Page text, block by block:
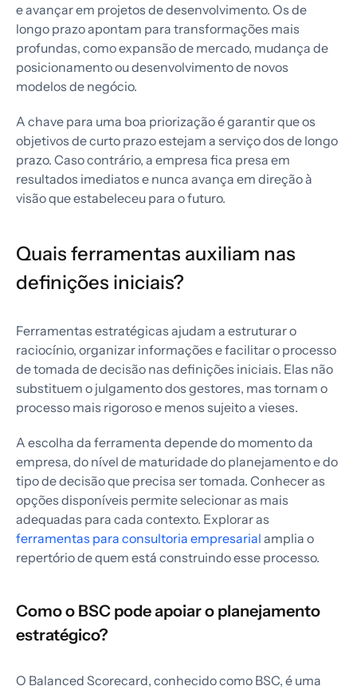
e avançar em projetos de desenvolvimento. Os de
longo prazo apontam para transformações mais
profundas, como expansão de mercado, mudança de
posicionamento ou desenvolvimento de novos
modelos de negócio.
A chave para uma boa priorização é garantir que os
objetivos de curto prazo estejam a serviço dos de longo
prazo. Caso contrário, a empresa fica presa em
resultados imediatos e nunca avança em direção à
visão que estabeleceu para o futuro.
Quais ferramentas auxiliam nas
definições iniciais?
Ferramentas estratégicas ajudam a estruturar o
raciocínio, organizar informações e facilitar o processo
de tomada de decisão nas definições iniciais. Elas não
substituem o julgamento dos gestores, mas tornam o
processo mais rigoroso e menos sujeito a vieses.
A escolha da ferramenta depende do momento da
empresa, do nível de maturidade do planejamento e do
tipo de decisão que precisa ser tomada. Conhecer as
opções disponíveis permite selecionar as mais
adequadas para cada contexto. Explorar as
ferramentas para consultoria empresarial amplia o
repertório de quem está construindo esse processo.
Como o BSC pode apoiar o planejamento
estratégico?
O Balanced Scorecard, conhecido como BSC, é uma